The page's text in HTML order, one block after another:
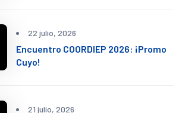
22 julio, 2026
Encuentro COORDIEP 2026: ¡Promo
Cuyo!
21 julio, 2026